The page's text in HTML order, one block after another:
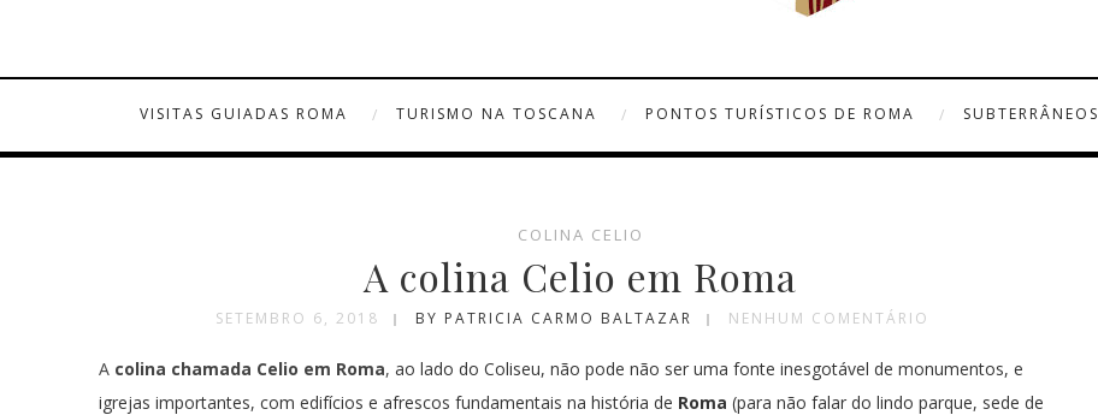
VISITAS GUIADAS ROMA TURISMO NA TOSCANA PONTOS TURÍSTICOS DE ROMA SUBTERRÂNEOS
COLINA CELIO
A colina Celio em Roma
SETEMBRO 6, 2018 BY PATRICIA CARMO BALTAZAR NENHUM COMENTÁRIO
A colina chamada Celio em Roma, ao lado do Coliseu, não pode não ser uma fonte inesgotável de monumentos, e
igrejas importantes, com edifícios e afrescos fundamentais na história de Roma (para não falar do lindo parque, sede de